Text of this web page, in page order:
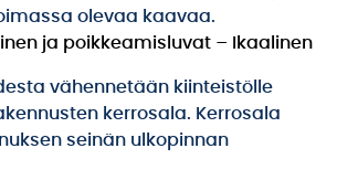
olevaa kaavaa.
ja poikkeamisluvat – Ikaalinen
vähennetään kiinteistölle
kerrosala. Kerrosala
seinän ulkopinnan